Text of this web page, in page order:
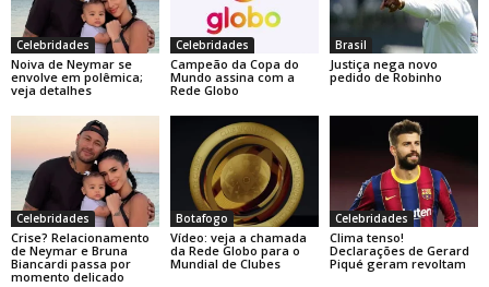
Celebridades
Noiva de Neymar se
envolve em polêmica;
veja detalhes
Celebridades
Campeão da Copa do
Mundo assina com a
Rede Globo
Brasil
Justiça nega novo
pedido de Robinho
Celebridades
Crise? Relacionamento
de Neymar e Bruna
Biancardi passa por
momento delicado
Botafogo
Vídeo: veja a chamada
da Rede Globo para o
Mundial de Clubes
Celebridades
Clima tenso!
Declarações de Gerard
Piqué geram revoltam